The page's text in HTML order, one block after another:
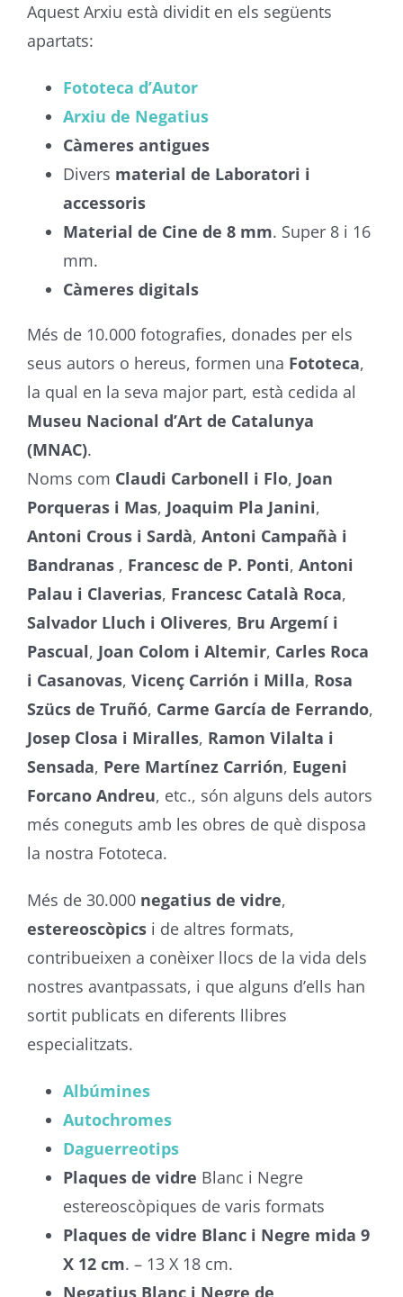
Aquest Arxiu està dividit en els següents
apartats:
Fototeca d’Autor
Arxiu de Negatius
Càmeres antigues
Divers material de Laboratori i
accessoris
Material de Cine de 8 mm. Super 8 i 16
mm.
Càmeres digitals
Més de 10.000 fotografies, donades per els
seus autors o hereus, formen una Fototeca,
la qual en la seva major part, està cedida al
Museu Nacional d’Art de Catalunya
(MNAC).
Noms com Claudi Carbonell i Flo, Joan
Porqueras i Mas, Joaquim Pla Janini,
Antoni Crous i Sardà, Antoni Campañà i
Bandranas, Francesc de P. Ponti, Antoni
Palau i Claverias, Francesc Català Roca,
Salvador Lluch i Oliveres, Bru Argemí i
Pascual, Joan Colom i Altemir, Carles Roca
i Casanovas, Vicenç Carrión i Milla, Rosa
Szücs de Truñó, Carme García de Ferrando,
Josep Closa i Miralles, Ramon Vilalta i
Sensada, Pere Martínez Carrión, Eugeni
Forcano Andreu, etc., són alguns dels autors
més coneguts amb les obres de què disposa
la nostra Fototeca.
Més de 30.000 negatius de vidre,
estereoscòpicsi de altres formats,
contribueixen a conèixer llocs de la vida dels
nostres avantpassats, i que alguns d’ells han
sortit publicats en diferents llibres
especialitzats.
Albúmines
Autochromes
Daguerreotips
Plaques de vidre Blanc i Negre
estereoscòpiques de varis formats
Plaques de vidre Blanc i Negre mida 9
X 12 cm. – 13 X 18 cm.
Negatius Blanc i Negre de